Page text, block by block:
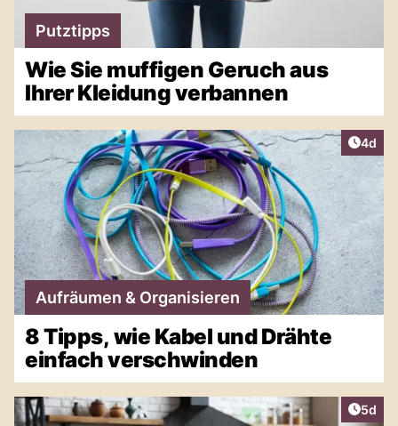
Putztipps
Wie Sie muffigen Geruch aus
Ihrer Kleidung verbannen
4d
Aufräumen & Organisieren
8 Tipps, wie Kabel und Drähte
einfach verschwinden
5d